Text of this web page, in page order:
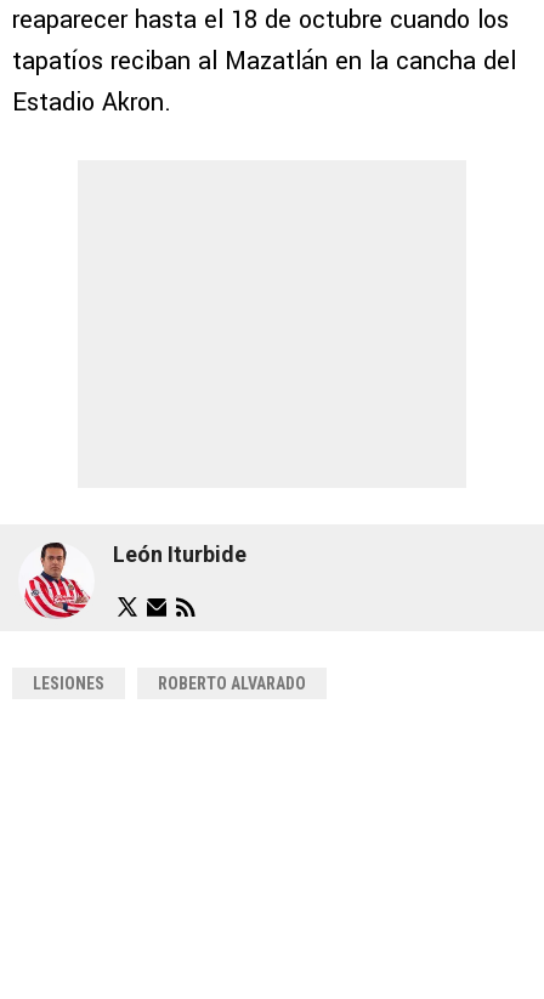
reaparecer hasta el 18 de octubre cuando los
tapatíos reciban al Mazatlán en la cancha del
Estadio Akron.
León Iturbide
LESIONES ROBERTO ALVARADO